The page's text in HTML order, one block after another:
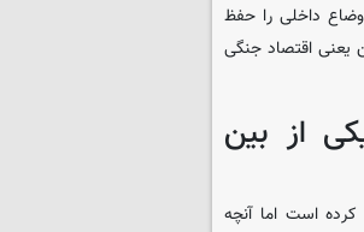
داخلی را حفظ
یعنی اقتصاد جنگی
از بین
است اما آنچه